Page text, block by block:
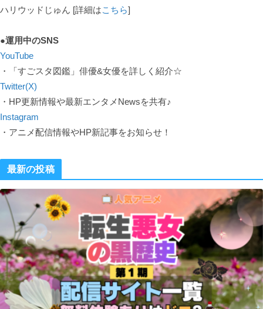
ハリウッドじゅん [詳細はこちら]
●運用中のSNS
YouTube
・「すごスタ図鑑」俳優&女優を詳しく紹介☆
Twitter(X)
・HP更新情報や最新エンタメNewsを共有♪
Instagram
・アニメ配信情報やHP新記事をお知らせ！
最新の投稿